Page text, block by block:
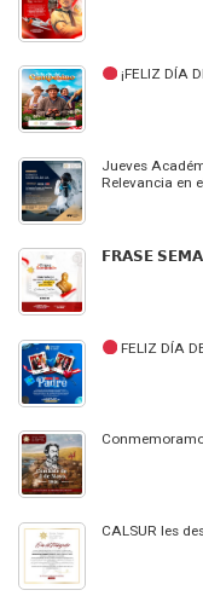
¡FELIZ DÍA
Jueves
Relevancia en
𝗙𝗥𝗔𝗦𝗘
FELIZ DÍA
CALSUR les